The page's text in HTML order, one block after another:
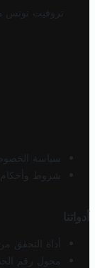
تروفيت تونس
سياسة
شروط وأحكام
أدواتنا
أداة التحقق
محول رقم